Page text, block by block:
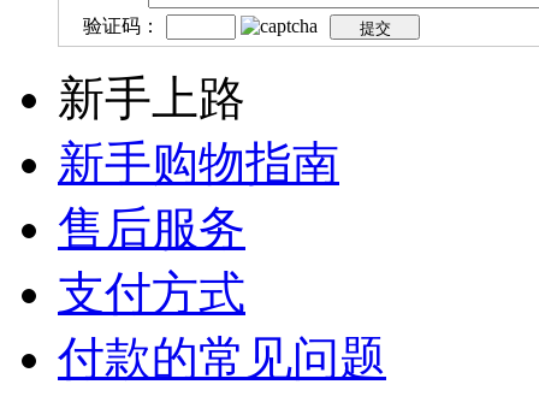
验证码：
新手上路
新手购物指南
售后服务
支付方式
付款的常见问题